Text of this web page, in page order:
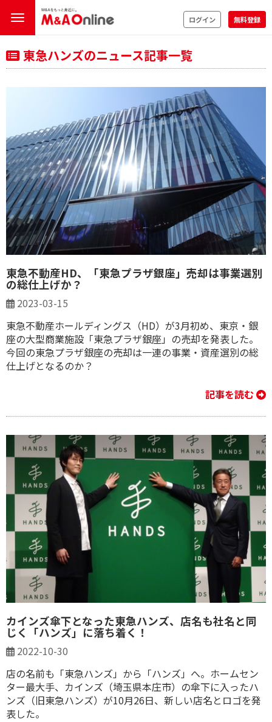
ログイン 無料登録
東急ハンズのニュース記事一覧
東急不動産HD、「東急プラザ銀座」売却は事業選別
の総仕上げか？
2023-03-15
東急不動産ホールディングス（HD）が3月初め、東京・銀
座の大型商業施設「東急プラザ銀座」の売却を発表した。
今回の東急プラザ銀座の売却は一連の事業・資産選別の総
仕上げとなるのか？
記事を読む
カインズ傘下となった東急ハンズ、店名も社名と同
じく「ハンズ」に落ち着く！
2022-10-30
店の名前も「東急ハンズ」から「ハンズ」へ。ホームセン
ター最大手、カインズ（埼玉県本庄市）の傘下に入ったハ
ンズ（旧東急ハンズ）が10月26日、新しい店名とロゴを発
表した。